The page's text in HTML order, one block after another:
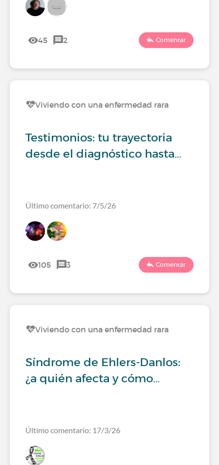
45 2 Comentar
Viviendo con una enfermedad rara
Testimonios: tu trayectoria
desde el diagnóstico hasta…
Último comentario: 7/5/26
105 3 Comentar
Viviendo con una enfermedad rara
Síndrome de Ehlers-Danlos:
¿a quién afecta y cómo…
Último comentario: 17/3/26